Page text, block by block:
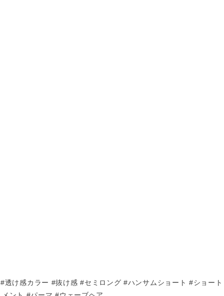
け感カラー #抜け感 #セミロング #ハンサムショート #ショート